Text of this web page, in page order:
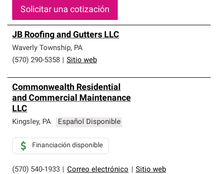
Solicitar una cotización
JB Roofing and Gutters LLC
Waverly Township, PA
(570) 290-5358
Sitio web
Commonwealth Residential
and Commercial Maintenance
LLC
Kingsley, PA Español Disponible
(570) 540-1933 Correo electrónico Sitio web
Financiación disponible